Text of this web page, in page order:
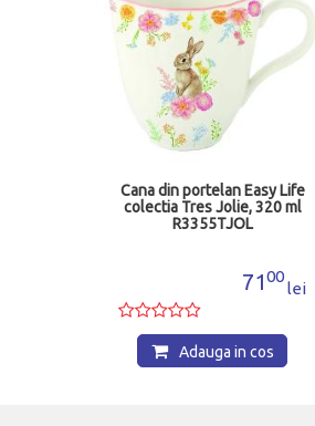
Cana din portelan Easy Life
colectia Tres Jolie, 320 ml
R3355TJOL
7100
lei
Adauga in cos